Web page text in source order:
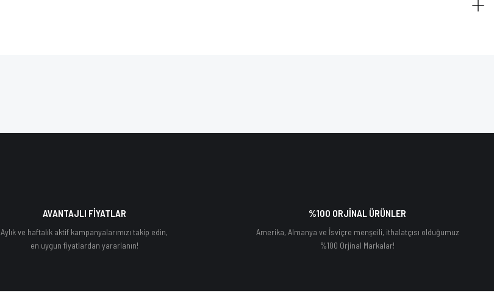
AVANTAJLI FİYATLAR
Aylık ve haftalık aktif kampanyalarımızı takip edin,
en uygun fiyatlardan yararlanın!
%100 ORJİNAL ÜRÜNLER
Amerika, Almanya ve İsviçre menşeili, ithalatçısı olduğumuz
%100 Orjinal Markalar!